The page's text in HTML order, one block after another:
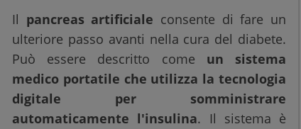
Il pancreas artificiale consente di fare un
ulteriore passo avanti nella cura del diabete.
Può essere descritto come un sistema
medico portatile che utilizza la tecnologia
digitale per somministrare
automaticamente l'insulina. Il sistema è